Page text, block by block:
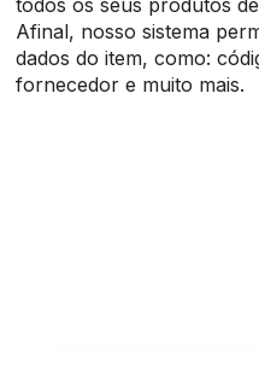
todos os seus produtos
Afinal, nosso sistema
dados do item, como:
fornecedor e muito mais.